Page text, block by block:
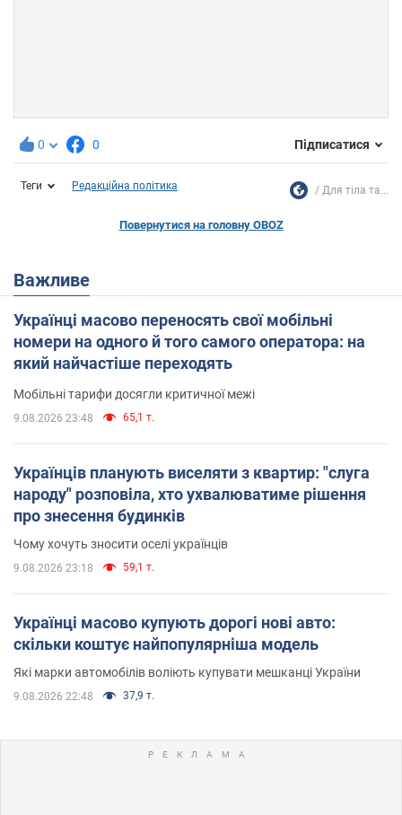
0 0 Підписатися
Теги Редакційна політика Для тіла та...
Повернутися на головну OBOZ
Важливе
Українці масово переносять свої мобільні
номери на одного й того самого оператора: на
який найчастіше переходять
Мобільні тарифи досягли критичної межі
9.08.2026 23:48 65,1 т.
Українців планують виселяти з квартир: "слуга
народу" розповіла, хто ухвалюватиме рішення
про знесення будинків
Чому хочуть зносити оселі українців
9.08.2026 23:18 59,1 т.
Українці масово купують дорогі нові авто:
скільки коштує найпопулярніша модель
Які марки автомобілів воліють купувати мешканці України
9.08.2026 22:48 37,9 т.